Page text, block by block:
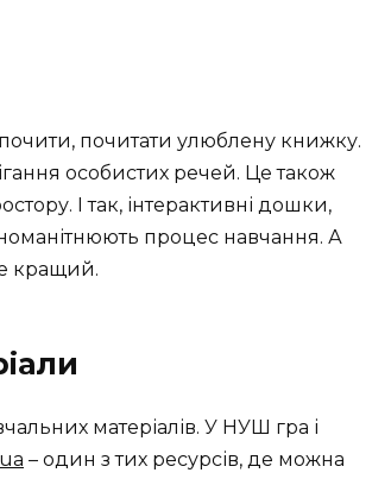
почитати улюблену книжку.
особистих речей. Це також
І так, інтерактивні дошки,
процес навчання. А
кращий.
матеріалів. У НУШ гра і
– один з тих ресурсів, де можна